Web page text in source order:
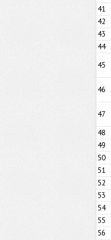
41
42
43
44
45
46
47
48
49
50
51
52
53
54
55
56